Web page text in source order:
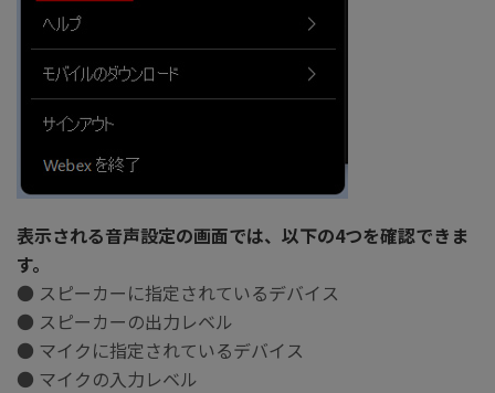
表示される音声設定の画面では、以下の4つを確認できま
す。
● スピーカーに指定されているデバイス
● スピーカーの出力レベル
● マイクに指定されているデバイス
● マイクの入力レベル